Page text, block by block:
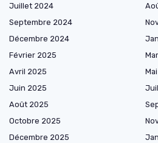
Juillet 2024
Septembre 2024
Décembre 2024
Février 2025
Avril 2025
Juin 2025
Août 2025
Octobre 2025
Décembre 2025